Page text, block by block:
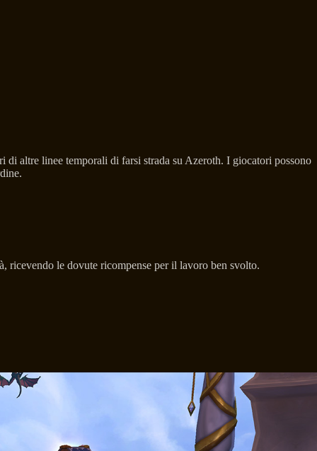
altre linee temporali di farsi strada su Azeroth. I giocatori possono
le dovute ricompense per il lavoro ben svolto.